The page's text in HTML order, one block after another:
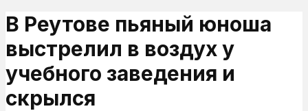
В Реутове пьяный юноша
выстрелил в воздух у
учебного заведения и
скрылся